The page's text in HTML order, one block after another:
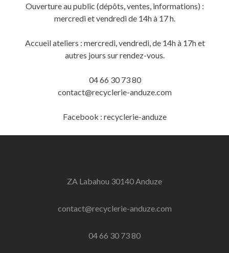
Ouverture au public (dépôts, ventes, informations) :
mercredi et vendredi de 14h à 17 h.
Accueil ateliers : mercredi, vendredi, de 14h à 17h et
autres jours sur rendez-vous.
04 66 30 73 80
contact@recyclerie-anduze.com
Facebook : recyclerie-anduze
ZA Labahou 30140 Anduze
contact@recyclerie-anduze.com
04 66 30 73 80